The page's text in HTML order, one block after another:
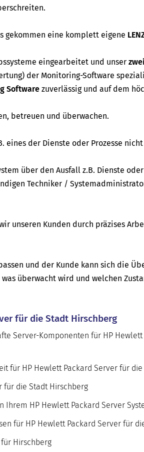
gekommen eine komplett eigene
eingearbeitet und unser
der Monitoring-Software
Software zuverlässig und auf dem
betreuen und überwachen.
der Dienste oder Prozesse
über den Ausfall z.B. Dienste oder
Techniker /
unseren Kunden durch präzises
und der Kunde kann sich die
überwacht wird und welchen
für die Stadt Hirschberg
Server-Komponenten für HP Hewlett
für HP Hewlett Packard Server für
für die Stadt Hirschberg
HP Hewlett Packard Server
für HP Hewlett Packard Server für
Hirschberg